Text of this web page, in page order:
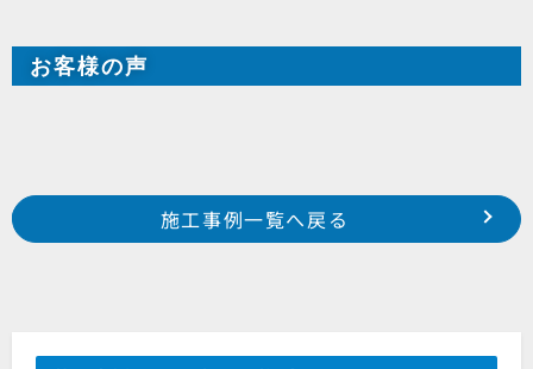
お客様の声
Prev
2021年9月施工 浜松市南区楊子町 M様邸
施工事例一覧へ戻る